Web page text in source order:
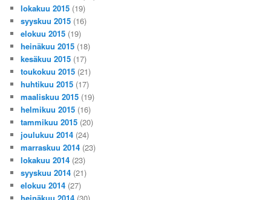
lokakuu 2015 (19)
syyskuu 2015 (16)
elokuu 2015 (19)
heinäkuu 2015 (18)
kesäkuu 2015 (17)
toukokuu 2015 (21)
huhtikuu 2015 (17)
maaliskuu 2015 (19)
helmikuu 2015 (16)
tammikuu 2015 (20)
joulukuu 2014 (24)
marraskuu 2014 (23)
lokakuu 2014 (23)
syyskuu 2014 (21)
elokuu 2014 (27)
heinäkuu 2014 (30)